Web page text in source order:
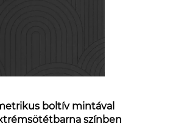
boltív mintával
színben